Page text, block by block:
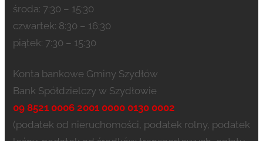
środa: 7:30 – 15:30
czwartek: 8:30 – 16:30
piątek: 7:30 – 15:30
Konta bankowe Gminy Szydłów
Bank Spółdzielczy w Szydłowie
09 8521 0006 2001 0000 0130 0002
(podatek od nieruchomości, podatek rolny, podatek